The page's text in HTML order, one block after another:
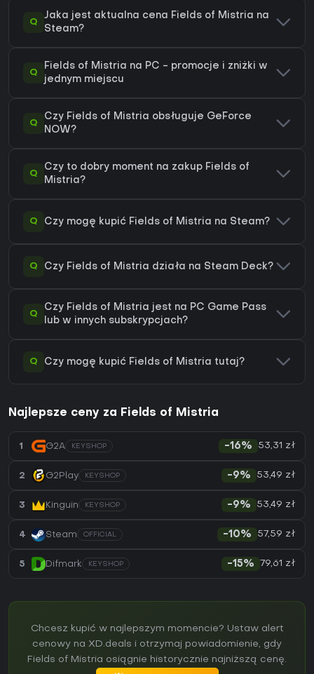
Q
Jaka jest aktualna cena Fields of Mistria na
Steam?
Q
Fields of Mistria na PC - promocje i zniżki w
jednym miejscu
Q
Czy Fields of Mistria obsługuje GeForce
NOW?
Q
Czy to dobry moment na zakup Fields of
Mistria?
Q Czy mogę kupić Fields of Mistria na Steam?
Q Czy Fields of Mistria działa na Steam Deck?
Q
Czy Fields of Mistria jest na PC Game Pass
lub w innych subskrypcjach?
Q Czy mogę kupić Fields of Mistria tutaj?
Najlepsze ceny za Fields of Mistria
1 G2A KEYSHOP -16% 53,31 zł
2 G2Play KEYSHOP -9% 53,49 zł
3 Kinguin KEYSHOP -9% 53,49 zł
4 Steam OFFICIAL -10% 57,59 zł
5 Difmark KEYSHOP -15% 79,61 zł
Chcesz kupić w najlepszym momencie? Ustaw alert
cenowy na XD.deals i otrzymaj powiadomienie, gdy
Fields of Mistria osiągnie historycznie najniższą cenę.